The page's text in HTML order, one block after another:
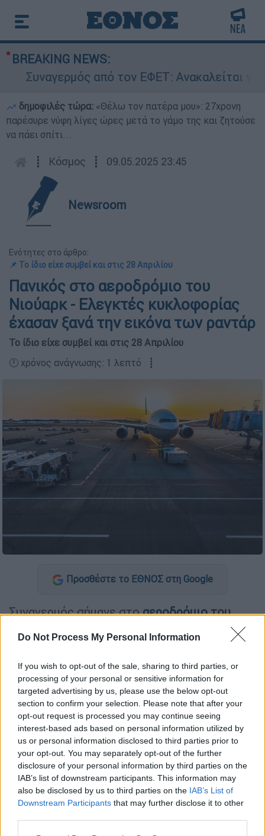
Do Not Process My Personal Information
If you wish to opt-out of the sale, sharing to third parties, or
processing of your personal or sensitive information for
targeted advertising by us, please use the below opt-out
section to confirm your selection. Please note that after your
opt-out request is processed you may continue seeing
interest-based ads based on personal information utilized by
us or personal information disclosed to third parties prior to
your opt-out. You may separately opt-out of the further
disclosure of your personal information by third parties on the
IAB’s list of downstream participants. This information may
also be disclosed by us to third parties on the IAB’s List of
Downstream Participants that may further disclose it to other
BREAKING NEWS:
Συναγερμός από τον ΕΦΕΤ: Ανακαλείται
δημοφιλές τώρα: «Θέλω τον πατέρα μου»: 27χρονη
παρέσυρε νύφη λίγες ώρες μετά το γάμο της και ζητούσε
να πάει σπίτι...
┋ Κόσμος ┋ 09.05.2025 23:45
Newsroom
Ενότητες στο άρθρο:
📌 Το ίδιο είχε συμβεί και στις 28 Απριλίου
Πανικός στο αεροδρόμιο του
Νιούαρκ - Ελεγκτές κυκλοφορίας
έχασαν ξανά την εικόνα των ραντάρ
Το ίδιο είχε συμβεί και στις 28 Απριλίου
🕛 χρόνος ανάγνωσης: 1 λεπτό ┋
Προσθέστε το ΕΘΝΟΣ στη Google
Συναγερμός σήμανε στο αεροδρόμιοτου
, καθώς
οι ελεγκτές έχασαν την εικόνα που έδιναν τα
θέση του κάθε αεροσκάφους.
ΔΙΑΒΑΣΤΕ ΕΠΙΣΗΣ
Οικονομία|19.03.2025 23:00
Αεροδρόμια: Αύξηση 6,1% της
επιβατικής κίνησης στο α' δίμηνο
Ελλάδα|15.04.2025 22:30
ΥΠΑ: Άνοδο 6,5% στην επιβατική
κίνηση το α' τρίμηνο του 2025 στα